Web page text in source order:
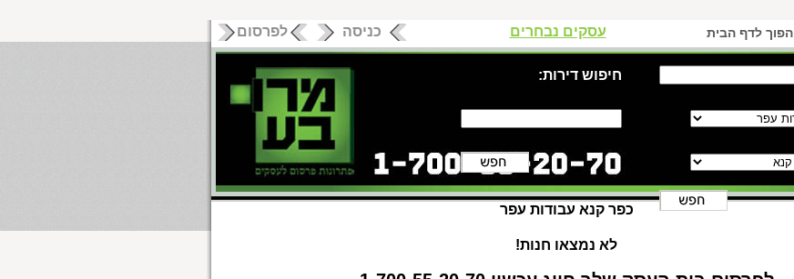
הפוך לדף הבית לפרסום כניסה עסקים נבחרים
חיפוש דירות:
כפר קנא עבודות עפר
לא נמצאו חנות!